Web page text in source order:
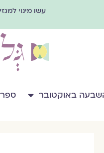
עשו מינוי
באוקטובר